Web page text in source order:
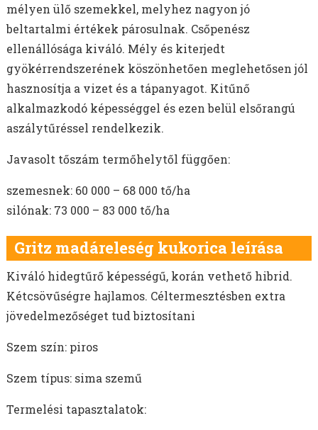
mélyen ülő szemekkel, melyhez nagyon jó
beltartalmi értékek párosulnak. Csőpenész
ellenállósága kiváló. Mély és kiterjedt
gyökérrendszerének köszönhetően meglehetősen jól
hasznosítja a vizet és a tápanyagot. Kitűnő
alkalmazkodó képességgel és ezen belül elsőrangú
aszálytűréssel rendelkezik.
Javasolt tőszám termőhelytől függően:
szemesnek: 60 000 – 68 000 tő/ha
silónak: 73 000 – 83 000 tő/ha
Gritz madáreleség kukorica leírása
Kiváló hidegtűrő képességű, korán vethető hibrid.
Kétcsövűségre hajlamos. Céltermesztésben extra
jövedelmezőséget tud biztosítani
Szem szín: piros
Szem típus: sima szemű
Termelési tapasztalatok: